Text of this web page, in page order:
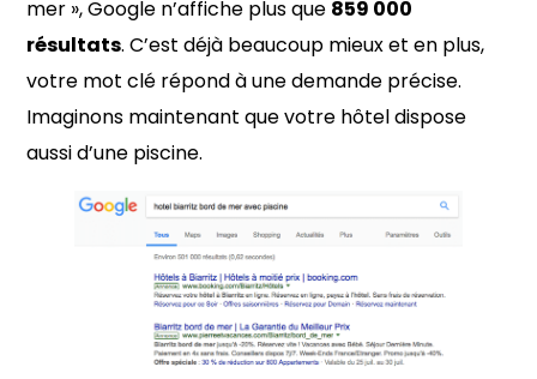
mer », Google n’affiche plus que 859 000
résultats. C’est déjà beaucoup mieux et en plus,
votre mot clé répond à une demande précise.
Imaginons maintenant que votre hôtel dispose
aussi d’une piscine.